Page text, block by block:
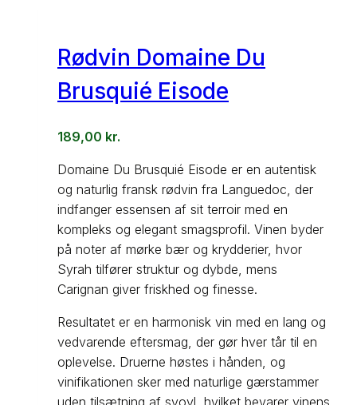
Rødvin Domaine Du
Brusquié Eisode
189,00 kr.
Domaine Du Brusquié Eisode er en autentisk
og naturlig fransk rødvin fra Languedoc, der
indfanger essensen af sit terroir med en
kompleks og elegant smagsprofil. Vinen byder
på noter af mørke bær og krydderier, hvor
Syrah tilfører struktur og dybde, mens
Carignan giver friskhed og finesse.
Resultatet er en harmonisk vin med en lang og
vedvarende eftersmag, der gør hver tår til en
oplevelse. Druerne høstes i hånden, og
vinifikationen sker med naturlige gærstammer
uden tilsætning af svovl, hvilket bevarer vinens